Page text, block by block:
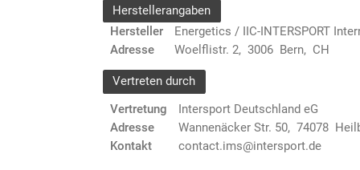
Herstellerangaben
Hersteller
Energetics / IIC-INTERSPORT
Adresse
Woelflistr. 2, 3006 Bern, CH
Vertreten durch
Vertretung
Intersport Deutschland eG
Adresse
Wannenäcker Str. 50, 74078
Kontakt
contact.ims@intersport.de